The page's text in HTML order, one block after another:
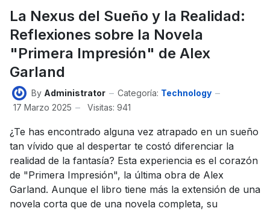
La Nexus del Sueño y la Realidad:
Reflexiones sobre la Novela
"Primera Impresión" de Alex
Garland
By Administrator Categoría: Technology
17 Marzo 2025
Visitas: 941
¿Te has encontrado alguna vez atrapado en un sueño
tan vívido que al despertar te costó diferenciar la
realidad de la fantasía? Esta experiencia es el corazón
de "Primera Impresión", la última obra de Alex
Garland. Aunque el libro tiene más la extensión de una
novela corta que de una novela completa, su